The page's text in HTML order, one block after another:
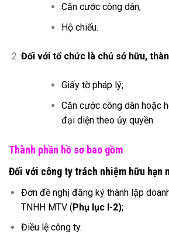
Căn cước công dân;
Hộ chiếu.
Đối với tổ chức là chủ sở hữu,
Giấy tờ pháp lý;
Căn cước công dân hoặc
đại diện theo ủy quyền
Thành phần hồ sơ bao gồm
Đối với công ty trách nhiệm hữu hạn
Đơn đề nghị đăng ký thành lập
TNHH MTV (Phụ lục I-2);
Điều lệ công ty.